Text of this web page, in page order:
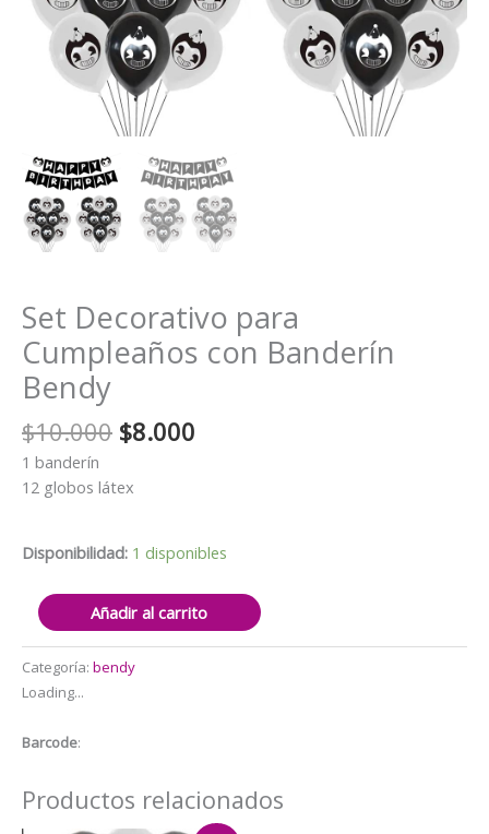
Set Decorativo para
Cumpleaños con Banderín
Bendy
$10.000 El
original
$8.000
1 banderín
12 globos látex
Disponibilidad: 1 disponibles
Set
Decorativo
para
Cumpleaños
con
Bendy
Añadir al carrito
Categoría: bendy
Loading...
Barcode:
Productos relacionados